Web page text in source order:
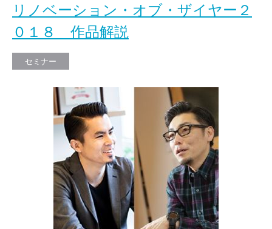
リノベーション・オブ・ザイヤー２
０１８ 作品解説
セミナー